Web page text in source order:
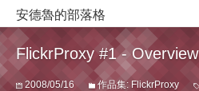
安德魯的部落格
FlickrProxy #1 - Overview
2008/05/16 作品集: FlickrProxy